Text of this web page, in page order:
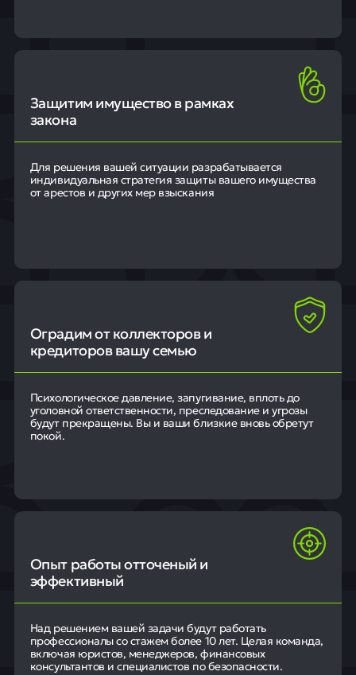
Защитим имущество в рамках
закона
Для решения вашей ситуации разрабатывается
индивидуальная стратегия защиты вашего имущества
от арестов и других мер взыскания
Оградим от коллекторов и
кредиторов вашу семью
Психологическое давление, запугивание, вплоть до
уголовной ответственности, преследование и угрозы
будут прекращены. Вы и ваши близкие вновь обретут
покой.
Опыт работы отточеный и
эффективный
Над решением вашей задачи будут работать
профессионалы со стажем более 10 лет. Целая команда,
включая юристов, менеджеров, финансовых
консультантов и специалистов по безопасности.